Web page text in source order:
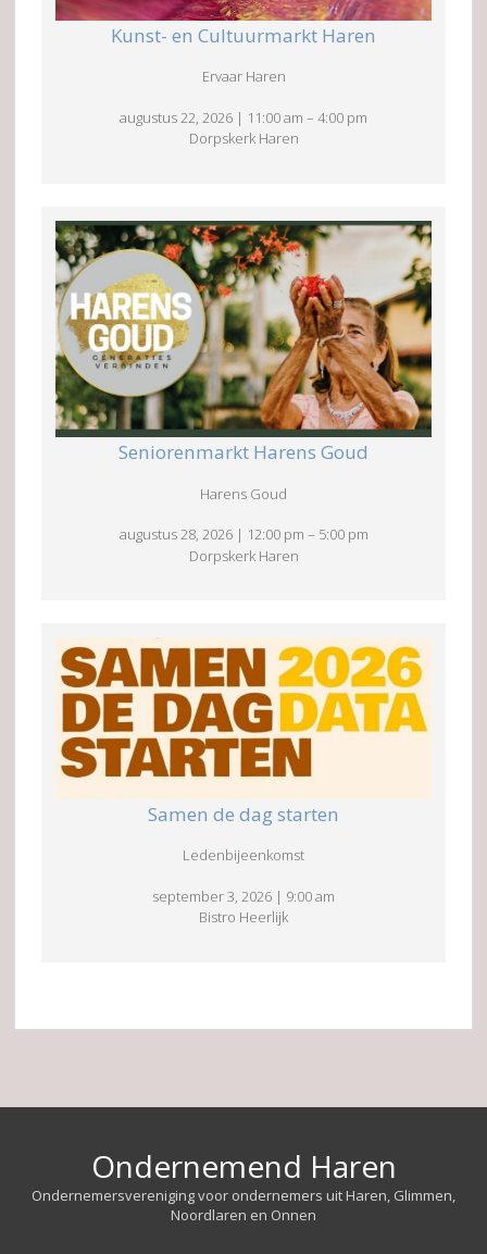
Kunst- en Cultuurmarkt Haren
Ervaar Haren
augustus 22, 2026 | 11:00 am – 4:00 pm
Dorpskerk Haren
Seniorenmarkt Harens Goud
Harens Goud
augustus 28, 2026 | 12:00 pm – 5:00 pm
Dorpskerk Haren
Samen de dag starten
Ledenbijeenkomst
september 3, 2026 | 9:00 am
Bistro Heerlijk
Ondernemend Haren
Ondernemersvereniging voor ondernemers uit Haren, Glimmen,
Noordlaren en Onnen